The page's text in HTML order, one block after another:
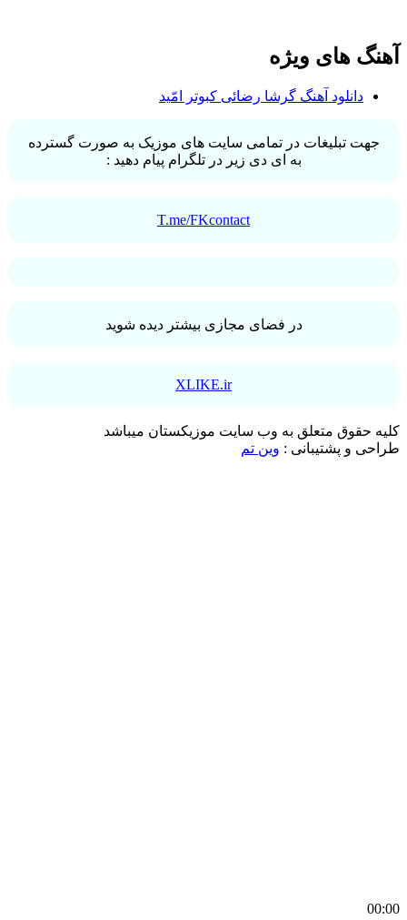
آهنگ های ویژه
دانلود آهنگ گرشا رضائی کبوتر امّید
جهت تبلیغات در تمامی سایت های موزیک به صورت گسترده
به ای دی زیر در تلگرام پیام دهید :
T.me/FKcontact
در فضای مجازی بیشتر دیده شوید
XLIKE.ir
کلیه حقوق متعلق به وب سایت موزیکستان میباشد
طراحی و پشتیبانی : وین تم
00:00